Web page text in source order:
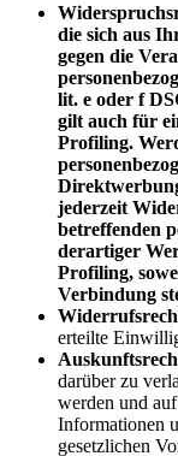
die sich aus
gegen die
lit. e oder f
gilt auch für
Profiling.
jederzeit
betreffenden
derartiger
Profiling,
Verbindung
erteilte
darüber zu
werden und
Informationen
gesetzlichen